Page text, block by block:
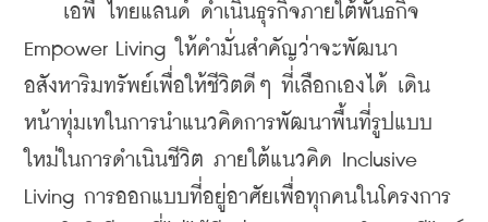
เอพี ไทยแลนด์ ดำเนินธุรกิจภายใต้พันธกิจ
Empower Living ให้คำมั่นสำคัญว่าจะพัฒนา
อสังหาริมทรัพย์เพื่อให้ชีวิตดีๆ ที่เลือกเองได้ เดิน
หน้าทุ่มเทในการนำแนวคิดการพัฒนาพื้นที่รูปแบบ
ใหม่ในการดำเนินชีวิต ภายใต้แนวคิด Inclusive
Living การออกแบบที่อยู่อาศัยเพื่อทุกคนในโครงการ